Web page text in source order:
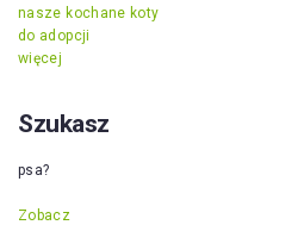
nasze kochane koty
do adopcji
więcej
Szukasz
psa?
Zobacz